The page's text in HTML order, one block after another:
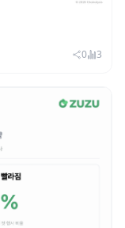
대상 폭력
만 달러 돌파
0 3